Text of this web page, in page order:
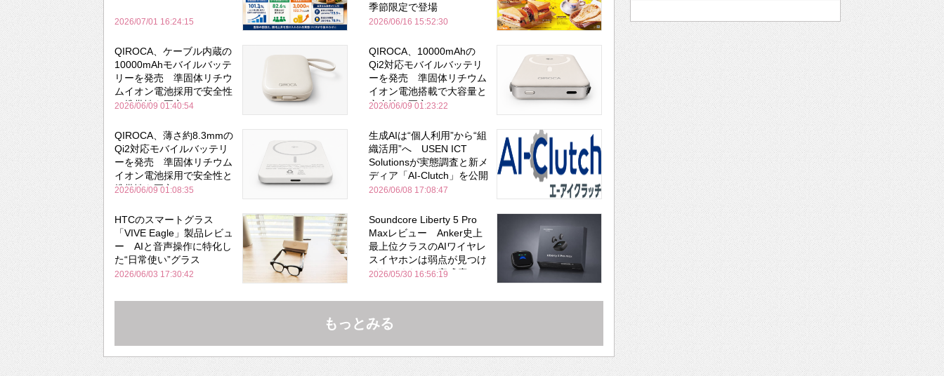
2026/07/01 16:24:15
季節限定で登場
2026/06/16 15:52:30
QIROCA、ケーブル内蔵の
10000mAhモバイルバッテ
リーを発売 準固体リチウ
ムイオン電池採用で安全性
と携帯性を両立
2026/06/09 01:40:54
QIROCA、10000mAhの
Qi2対応モバイルバッテリ
ーを発売 準固体リチウム
イオン電池搭載で大容量と
安全性を両立
2026/06/09 01:23:22
QIROCA、薄さ約8.3mmの
Qi2対応モバイルバッテリ
ーを発売 準固体リチウム
イオン電池採用で安全性と
携帯性を両立
2026/06/09 01:08:35
生成AIは“個人利用”から“組
織活用”へ USEN ICT
Solutionsが実態調査と新メ
ディア「AI-Clutch」を公開
2026/06/08 17:08:47
HTCのスマートグラス
「VIVE Eagle」製品レビュ
ー AIと音声操作に特化し
た“日常使い”グラス
2026/06/03 17:30:42
Soundcore Liberty 5 Pro
Maxレビュー Anker史上
最上位クラスのAIワイヤレ
スイヤホンは弱点が見つけ
づらいくらいの完成度にび
Bose並み
2026/05/30 16:56:19
もっとみる